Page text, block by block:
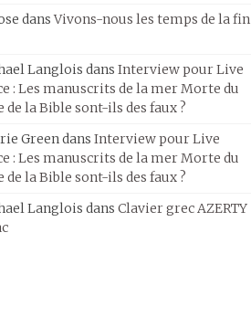
dansVivons-nous les temps de la fin
Langlois dans Interview pour Live
: Les manuscrits de la mer Morte du
de la Bible sont-ils des faux ?
Greendans Interview pour Live
: Les manuscrits de la mer Morte du
de la Bible sont-ils des faux ?
Langlois dans Clavier grec AZERTY